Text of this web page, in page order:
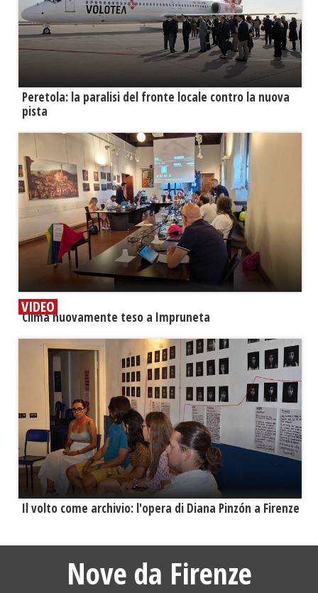
Peretola: la paralisi del fronte locale contro la nuova
pista
VIDEO
​Clima nuovamente teso a Impruneta
​Il volto come archivio: l'opera di Diana Pinzón a Firenze
Nove da Firenze